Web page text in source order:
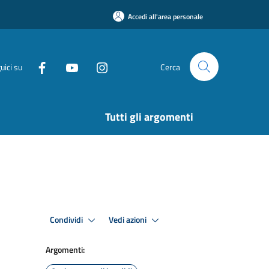
Accedi all'area personale
su Cerca
Tutti gli argomenti
Condividi Vedi azioni
Argomenti: